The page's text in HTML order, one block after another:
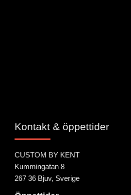
Kontakt & öppettider
CUSTOM BY KENT
Kummingatan 8
267 36 Bjuv, Sverige